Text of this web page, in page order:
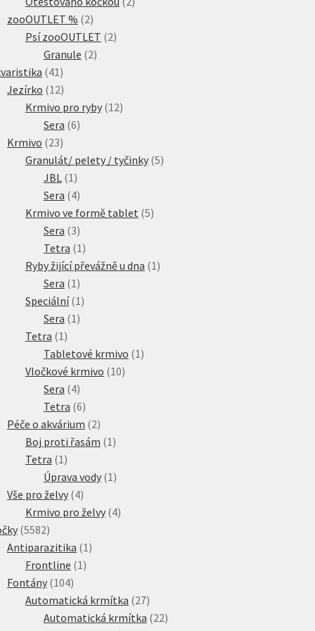
zooOUTLET % 22
produkty
Psí zooOUTLET 22
Granule 22
4141
produktů
Jezírko 1212
produktů
Krmivo pro ryby 1212
Sera 66
Krmivo 2323
produktů
Granulát/ pelety / tyčinky 55
JBL 11
produkt
Sera 44
produkty
Krmivo ve formě tablet 55
Sera 33
produkty
Tetra 11
produkt
Ryby žijící převážně u dna 11
Sera 11
produkt
Speciální 11
Sera 11
Tetra 11
produkt
Tabletové krmivo 11
Vločkové krmivo 1010
Sera 44
produkty
Tetra 66
produktů
Péče o akvárium 22
produkty
Boj proti řasám 11
Tetra 11
produkt
Úprava vody 11
Vše pro želvy 44
produkty
Krmivo pro želvy 44
55825582
produktů
Antiparazitika 11
Frontline 11
Fontány 104104
produktů
Automatická krmítka 2727
produktů
Automatická krmítka 2222